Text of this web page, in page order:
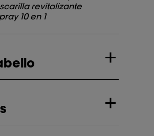
revitalizante
10 en 1